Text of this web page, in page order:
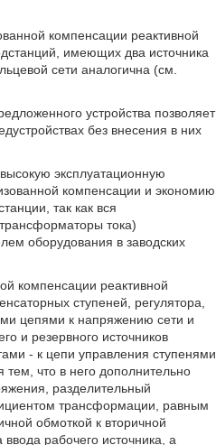
компенсации реактивной
имеющих два источника
сети аналогична (см.
устройства позволяет
без внесения в них
эксплуатационную
компенсации и экономию
так как вся
тока)
оборудования в заводских
компенсации реактивной
ступеней, регулятора,
цепями к напряжению сети и
и резервного источников
- к цепи управления ступенями
что в него дополнительно
разделительный
трансформации, равным
обмоткой к вторичной
рабочего источника, а